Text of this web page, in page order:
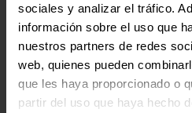
sociales y analizar el tráfico.
información sobre el uso que
nuestros partners de redes
web, quienes pueden
que les haya proporcionado o
partir del uso que haya hecho
C/ Maldonado,
28006 –
Tel. 91 590
X